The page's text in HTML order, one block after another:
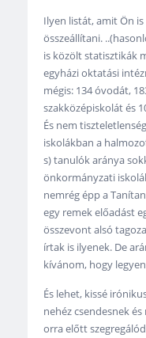
Ilyen listát, amit Ön
összeállítani.
is közölt statisztikák
egyházi oktatási
mégis: 134 óvodát,
szakközépiskolát és
És nem
iskolákban a
s) tanulók aránya
önkormányzati
nemrég épp a
egy remek előadást
összevont alsó
írtak is ilyenek. De
kívánom, hogy
És lehet, kissé
nehéz csendesnek
orra előtt